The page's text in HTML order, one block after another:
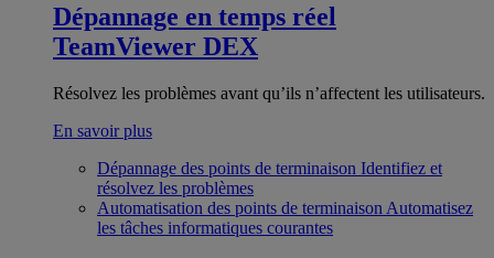
Dépannage en temps réel
TeamViewer DEX
Résolvez les problèmes avant qu’ils n’affectent les utilisateurs.
En savoir plus
Dépannage des points de terminaison Identifiez et
résolvez les problèmes
Automatisation des points de terminaison Automatisez
les tâches informatiques courantes